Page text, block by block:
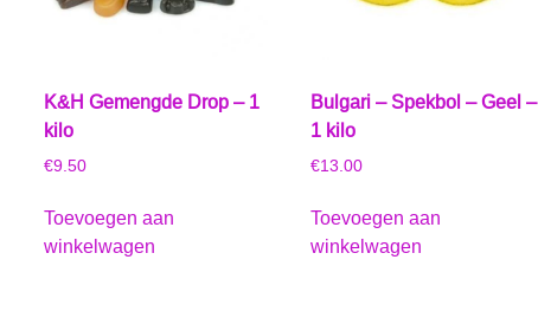
K&H Gemengde Drop – 1
kilo
€9.50
Toevoegen aan
winkelwagen
Bulgari – Spekbol – Geel –
1 kilo
€13.00
Toevoegen aan
winkelwagen